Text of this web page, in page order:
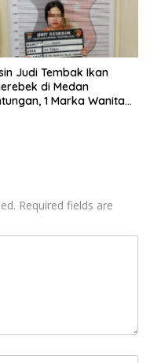
Judi Tembak Ikan
di Medan
1 Marka Wanita
Required fields are